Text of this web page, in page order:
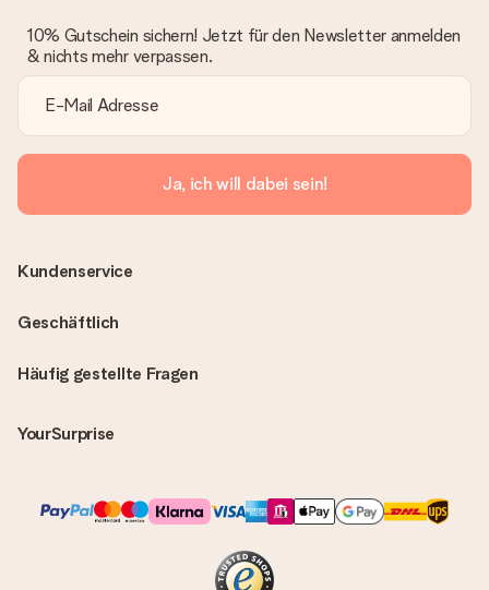
10% Gutschein sichern! Jetzt für den Newsletter anmelden
& nichts mehr verpassen.
Ja, ich will dabei sein!
Häufig gestellte Fragen
YourSurprise
Kundenservice
Geschäftlich